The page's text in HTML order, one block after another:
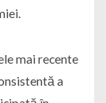
mai recente
a